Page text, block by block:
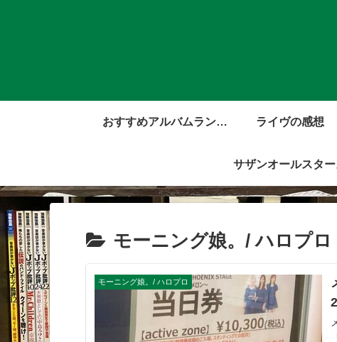
おすすめアルバムランキ ライヴの感想
サザンオールスタ
モーニング娘。/ ハロプロ
モーニング娘。/ ハロプロ